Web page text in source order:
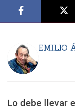
EMILIO
Lo debe llevar